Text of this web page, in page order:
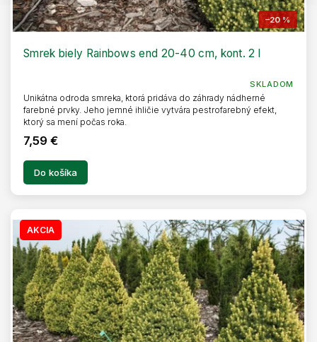
–20 %
Smrek biely Rainbows end 20-40 cm, kont. 2 l
SKLADOM
7,59 €
Do košíka
Unikátna odroda smreka, ktorá pridáva do záhrady nádherné
farebné prvky. Jeho jemné ihličie vytvára pestrofarebný efekt,
ktorý sa mení počas roka.
AKCIA